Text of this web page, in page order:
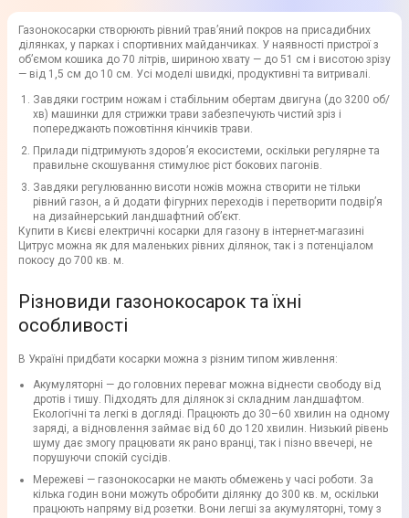
Газонокосарки створюють рівний трав’яний покров на присадибних
ділянках, у парках і спортивних майданчиках. У наявності пристрої з
об’ємом кошика до 70 літрів, шириною хвату — до 51 см і висотою зрізу
— від 1,5 см до 10 см. Усі моделі швидкі, продуктивні та витривалі.
Завдяки гострим ножам і стабільним обертам двигуна (до 3200 об/
хв) машинки для стрижки трави забезпечують чистий зріз і
попереджають пожовтіння кінчиків трави.
Прилади підтримують здоров’я екосистеми, оскільки регулярне та
правильне скошування стимулює ріст бокових пагонів.
Завдяки регулюванню висоти ножів можна створити не тільки
рівний газон, а й додати фігурних переходів і перетворити подвір’я
на дизайнерський ландшафтний об’єкт.
Купити в Києві електричні косарки для газону в інтернет-магазині
Цитрус можна як для маленьких рівних ділянок, так і з потенціалом
покосу до 700 кв. м.
Різновиди газонокосарок та їхні
особливості
В Україні придбати косарки можна з різним типом живлення:
Акумуляторні — до головних переваг можна віднести свободу від
дротів і тишу. Підходять для ділянок зі складним ландшафтом.
Екологічні та легкі в догляді. Працюють до 30–60 хвилин на одному
заряді, а відновлення займає від 60 до 120 хвилин. Низький рівень
шуму дає змогу працювати як рано вранці, так і пізно ввечері, не
порушуючи спокій сусідів.
Мережеві — газонокосарки не мають обмежень у часі роботи. За
кілька годин вони можуть обробити ділянку до 300 кв. м, оскільки
працюють напряму від розетки. Вони легші за акумуляторні, тому з